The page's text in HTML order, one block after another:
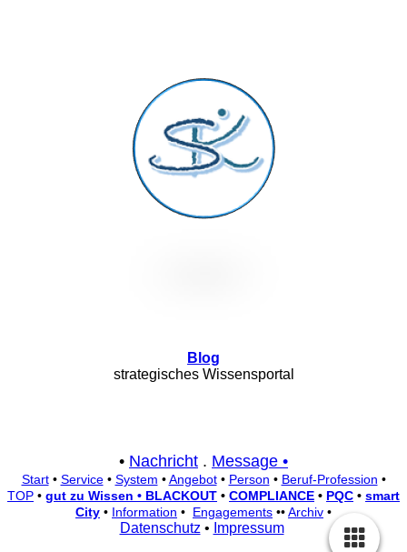
Blog
strategisches Wissensportal
• Nachricht . Message •
Start• Service• System •Angebot• Person • Beruf-Profession •
TOP • gut zu Wissen • BLACKOUT • COMPLIANCE • PQC • smart
City • Information • Engagements ••Archiv •
Datenschutz • Impressum